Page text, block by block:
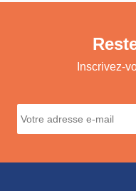
Inscrivez-